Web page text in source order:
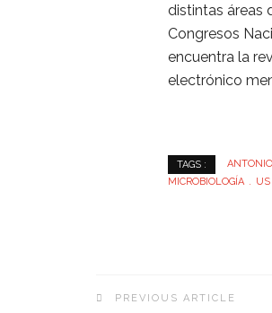
distintas áreas
Congresos
encuentra la
electrónico
TAGS :
MICROBIOLOGÍA
US
PREVIOUS ARTICLE